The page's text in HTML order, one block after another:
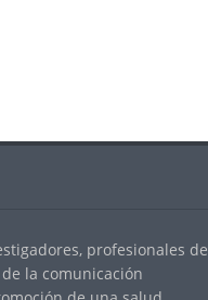
profesionales de
la comunicación